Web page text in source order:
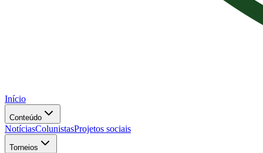
Início
Conteúdo
NotíciasColunistasProjetos sociais
Torneios